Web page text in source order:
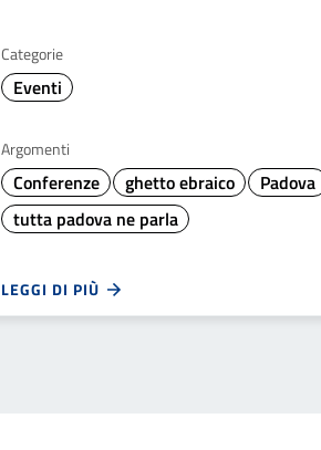
Categorie
Eventi
Argomenti
Conferenze ghetto ebraico
Padova
tutta padova ne parla
LEGGI DI PIÙ